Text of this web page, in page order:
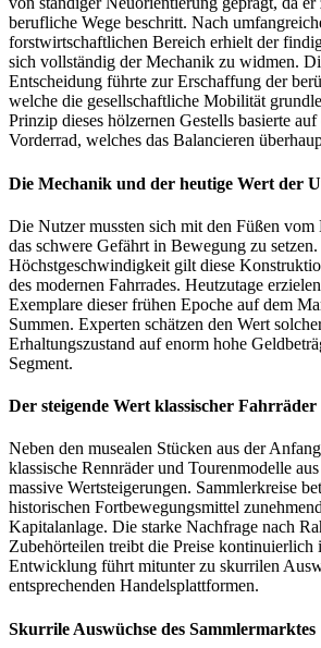
berufliche Wege beschritt. Nach
forstwirtschaftlichen Bereich erhielt der
sich vollständig der Mechanik zu widmen.
Entscheidung führte zur Erschaffung der
welche die gesellschaftliche Mobilität
Prinzip dieses hölzernen Gestells basierte
Vorderrad, welches das Balancieren
Die Mechanik und der heutige Wert der
Die Nutzer mussten sich mit den Füßen vom
das schwere Gefährt in Bewegung zu
Höchstgeschwindigkeit gilt diese
des modernen Fahrrades. Heutzutage
Exemplare dieser frühen Epoche auf dem
Summen. Experten schätzen den Wert
Erhaltungszustand auf enorm hohe
Segment.
Der steigende Wert klassischer Fahrräder
Neben den musealen Stücken aus der
klassische Rennräder und Tourenmodelle
massive Wertsteigerungen. Sammlerkreise
historischen Fortbewegungsmittel
Kapitalanlage. Die starke Nachfrage nach
Zubehörteilen treibt die Preise kontinuierlich
Entwicklung führt mitunter zu skurrilen
entsprechenden Handelsplattformen.
Skurrile Auswüchse des Sammlermarktes